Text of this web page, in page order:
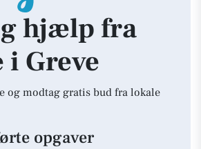
hjælp fra
Greve
og modtag gratis bud fra lokale
opgaver